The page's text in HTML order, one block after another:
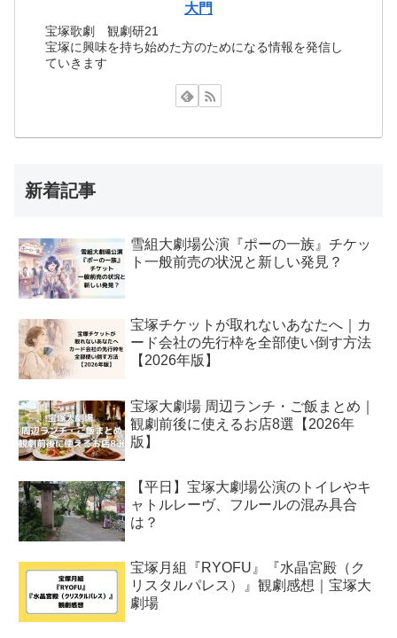
大門
宝塚歌劇 観劇研21
宝塚に興味を持ち始めた方のためになる情報を発信し
ていきます
新着記事
雪組大劇場公演『ポーの一族』チケッ
ト一般前売の状況と新しい発見？
宝塚チケットが取れないあなたへ｜カ
ード会社の先行枠を全部使い倒す方法
【2026年版】
宝塚大劇場 周辺ランチ・ご飯まとめ｜
観劇前後に使えるお店8選【2026年
版】
【平日】宝塚大劇場公演のトイレやキ
ャトルレーヴ、フルールの混み具合
は？
宝塚月組『RYOFU』『水晶宮殿（ク
リスタルパレス）』観劇感想｜宝塚大
劇場